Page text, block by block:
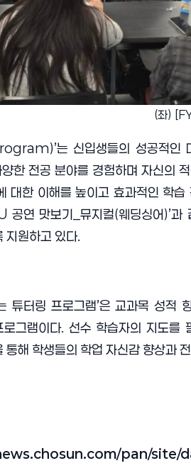
(좌)
는 신입생들의 성공적인
한 전공 분야를 경험하며 자신의
대한 이해를 높이고 효과적인 학
공연 맛보기_뮤지컬(웨딩싱어)’
지원하고 있다.
튜터링 프로그램’은 교과목 성
로그램이다. 선수 학습자의 지도
통해 학생들의 학업 자신감 향상과
pan/site/